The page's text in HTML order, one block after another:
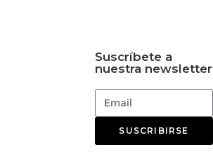
Suscríbete a
nuestra newsletter
SUSCRIBIRSE